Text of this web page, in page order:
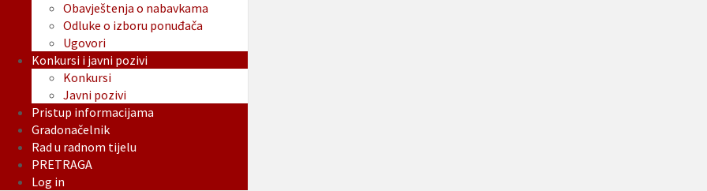
Obavještenja o nabavkama
Odluke o izboru ponuđača
Ugovori
Konkursi i javni pozivi
Konkursi
Javni pozivi
Pristup informacijama
Gradonačelnik
Rad u radnom tijelu
PRETRAGA
Log in